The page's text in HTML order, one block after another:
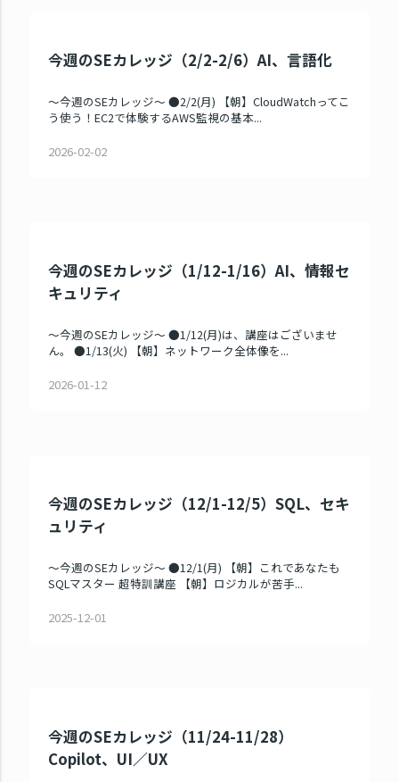
今週のSEカレッジ（2/2-2/6）AI、言語化
～今週のSEカレッジ～ ●2/2(月) 【朝】CloudWatchってこ
う使う！EC2で体験するAWS監視の基本...
2026-02-02
今週のSEカレッジ（1/12-1/16）AI、情報セ
キュリティ
～今週のSEカレッジ～ ●1/12(月)は、講座はございませ
ん。 ●1/13(火) 【朝】ネットワーク全体像を...
2026-01-12
今週のSEカレッジ（12/1-12/5）SQL、セキ
ュリティ
～今週のSEカレッジ～ ●12/1(月) 【朝】これであなたも
SQLマスター 超特訓講座 【朝】ロジカルが苦手...
2025-12-01
今週のSEカレッジ（11/24-11/28）
Copilot、UI／UX